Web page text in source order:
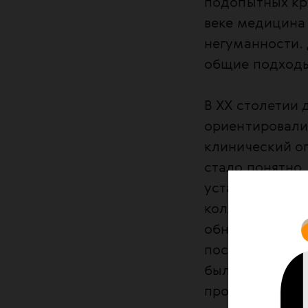
подопытных
веке медицина
общие
В XX
клинический
стало
устаревает.
коллегами
обновлять
пособий. Но
были еще и
проблемы: